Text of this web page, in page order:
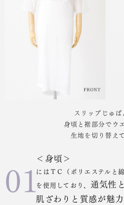
スリップじゅば
身頃と裾部分でウ
生地を切り替え
01＜身頃＞
にはＴＣ（ポリエステルと
を使用しており、 通気性
肌ざわりと質感が魅力